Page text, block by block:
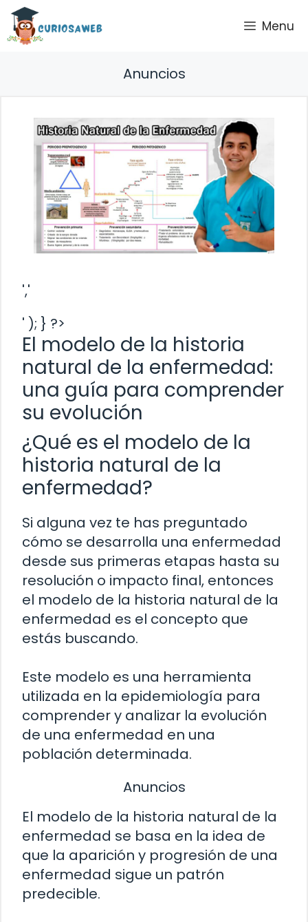
Saltar
contenido
Menu
Anuncios
','
' ); } ?>
El modelo de la historia
natural de la enfermedad:
una guía para comprender
su evolución
¿Qué es el modelo de la
historia natural de la
enfermedad?
Si alguna vez te has preguntado
cómo se desarrolla una enfermedad
desde sus primeras etapas hasta su
resolución o impacto final, entonces
el modelo de la historia natural de la
enfermedad es el concepto que
estás buscando.
Este modelo es una herramienta
utilizada en la epidemiología para
comprender y analizar la evolución
de una enfermedad en una
población determinada.
Anuncios
El modelo de la historia natural de la
enfermedad se basa en la idea de
que la aparición y progresión de una
enfermedad sigue un patrón
predecible.